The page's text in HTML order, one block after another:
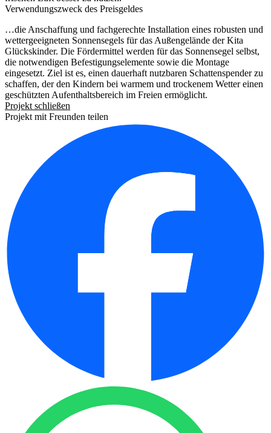
Verwendungszweck des Preisgeldes
…die Anschaffung und fachgerechte Installation eines robusten und
wettergeeigneten Sonnensegels für das Außengelände der Kita
Glückskinder. Die Fördermittel werden für das Sonnensegel selbst,
die notwendigen Befestigungselemente sowie die Montage
eingesetzt. Ziel ist es, einen dauerhaft nutzbaren Schattenspender zu
schaffen, der den Kindern bei warmem und trockenem Wetter einen
geschützten Aufenthaltsbereich im Freien ermöglicht.
Projekt schließen
Projekt mit Freunden teilen